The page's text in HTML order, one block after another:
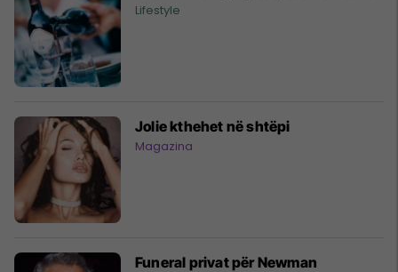
Lifestyle
Jolie kthehet në shtëpi
Magazina
Funeral privat për Newman